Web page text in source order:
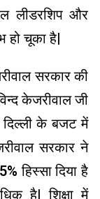
लीडरशिप और
हो चूका है|
सरकार की
केजरीवाल जी
के बजट में
सरकार ने
हिस्सा दिया है
है| शिक्षा में